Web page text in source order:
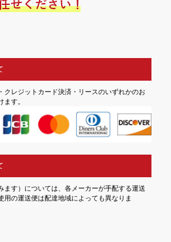
クレジットカード決済・リースのいずれかのお
ます。
ます）については、各メーカーが手配する運送
用の運送便は配達地域によっても異なりま